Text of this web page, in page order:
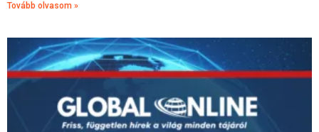
Tovább olvasom »